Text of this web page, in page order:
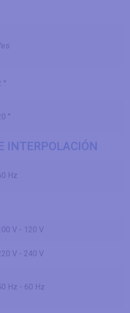
°
°
INTERPOLACIÓN
Hz
V - 120 V
V - 240 V
Hz - 60 Hz